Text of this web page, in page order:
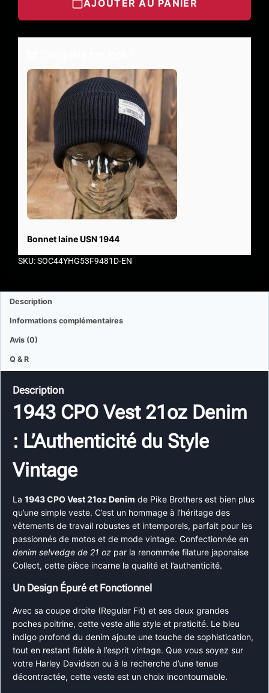
AJOUTER AU PANIER
Bonnet laine USN 1944
SKU: SOC44YHG53F9481D-EN
Description
Informations complémentaires
Avis (0)
Q & R
Description
1943 CPO Vest 21oz Denim
: L’Authenticité du Style
Vintage
La 1943 CPO Vest 21oz Denim de Pike Brothers est bien plus
qu’une simple veste. C’est un hommage à l’héritage des
vêtements de travail robustes et intemporels, parfait pour les
passionnés de motos et de mode vintage. Confectionnée en
denim selvedge de 21 oz par la renommée filature japonaise
Collect, cette pièce incarne la qualité et l’authenticité.
Un Design Épuré et Fonctionnel
Avec sa coupe droite (Regular Fit) et ses deux grandes
poches poitrine, cette veste allie style et praticité. Le bleu
indigo profond du denim ajoute une touche de sophistication,
tout en restant fidèle à l’esprit vintage. Que vous soyez sur
votre Harley Davidson ou à la recherche d’une tenue
décontractée, cette veste est un choix incontournable.